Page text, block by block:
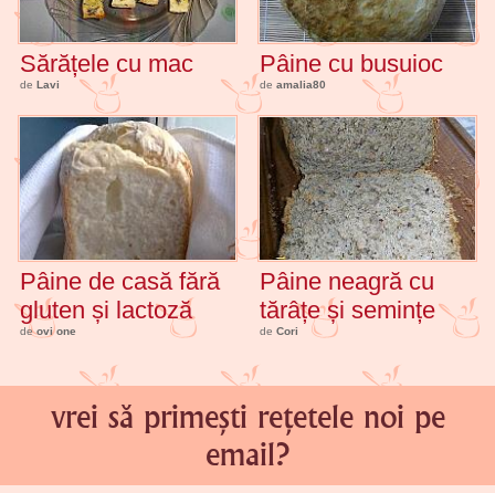
Sărățele cu mac
de Lavi
Pâine cu busuioc
de amalia80
Pâine de casă fără
gluten și lactoză
deovi one
Pâine neagră cu
tărâțe și semințe
de Cori
vrei să primești rețetele noi pe
email?